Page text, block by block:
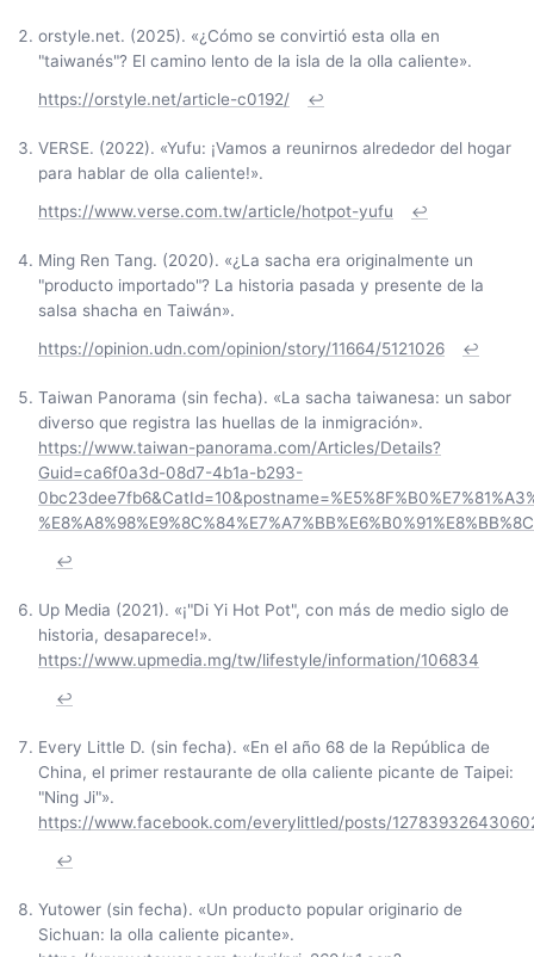
orstyle.net. (2025). «¿Cómo se convirtió esta olla en
"taiwanés"? El camino lento de la isla de la olla caliente».
https://orstyle.net/article-c0192/
↩
VERSE. (2022). «Yufu: ¡Vamos a reunirnos alrededor del hogar
para hablar de olla caliente!».
https://www.verse.com.tw/article/hotpot-yufu
↩
Ming Ren Tang. (2020). «¿La sacha era originalmente un
"producto importado"? La historia pasada y presente de la
salsa shacha en Taiwán».
https://opinion.udn.com/opinion/story/11664/5121026
↩
Taiwan Panorama (sin fecha). «La sacha taiwanesa: un sabor
diverso que registra las huellas de la inmigración».
https://www.taiwan-panorama.com/Articles/Details?
Guid=ca6f0a3d-08d7-4b1a-b293-
↩
Up Media (2021). «¡"Di Yi Hot Pot", con más de medio siglo de
historia, desaparece!».
https://www.upmedia.mg/tw/lifestyle/information/106834
↩
Every Little D. (sin fecha). «En el año 68 de la República de
China, el primer restaurante de olla caliente picante de Taipei:
"Ning Ji"».
https://www.facebook.com/everylittled/posts/
↩
Yutower (sin fecha). «Un producto popular originario de
Sichuan: la olla caliente picante».